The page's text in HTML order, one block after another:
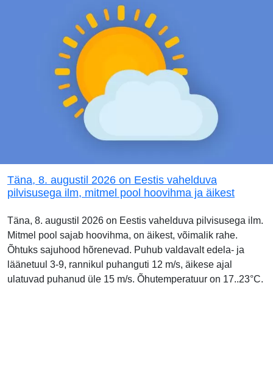
Täna, 8. augustil 2026 on Eestis vahelduva
pilvisusega ilm, mitmel pool hoovihma ja äikest
Täna, 8. augustil 2026 on Eestis vahelduva pilvisusega ilm.
Mitmel pool sajab hoovihma, on äikest, võimalik rahe.
Õhtuks sajuhood hõrenevad. Puhub valdavalt edela- ja
läänetuul 3-9, rannikul puhanguti 12 m/s, äikese ajal
ulatuvad puhanud üle 15 m/s. Õhutemperatuur on 17..23°C.